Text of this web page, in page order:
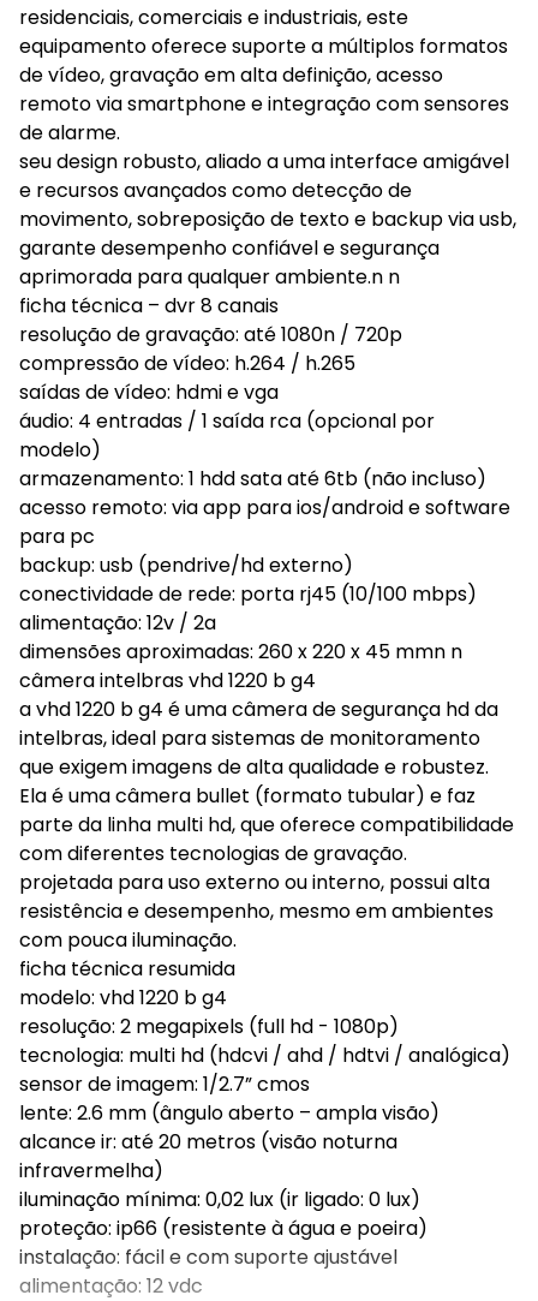
residenciais, comerciais e industriais, este
equipamento oferece suporte a múltiplos formatos
de vídeo, gravação em alta definição, acesso
remoto via smartphone e integração com sensores
de alarme.
seu design robusto, aliado a uma interface amigável
e recursos avançados como detecção de
movimento, sobreposição de texto e backup via usb,
garante desempenho confiável e segurança
aprimorada para qualquer ambiente.n n
ficha técnica – dvr 8 canais
resolução de gravação: até 1080n / 720p
compressão de vídeo: h.264 / h.265
saídas de vídeo: hdmi e vga
áudio: 4 entradas / 1 saída rca (opcional por
modelo)
armazenamento: 1 hdd sata até 6tb (não incluso)
acesso remoto: via app para ios/android e software
para pc
backup: usb (pendrive/hd externo)
conectividade de rede: porta rj45 (10/100 mbps)
alimentação: 12v / 2a
dimensões aproximadas: 260 x 220 x 45 mmn n
câmera intelbras vhd 1220 b g4
a vhd 1220 b g4 é uma câmera de segurança hd da
intelbras, ideal para sistemas de monitoramento
que exigem imagens de alta qualidade e robustez.
Ela é uma câmera bullet (formato tubular) e faz
parte da linha multi hd, que oferece compatibilidade
com diferentes tecnologias de gravação.
projetada para uso externo ou interno, possui alta
resistência e desempenho, mesmo em ambientes
com pouca iluminação.
ficha técnica resumida
modelo: vhd 1220 b g4
resolução: 2 megapixels (full hd - 1080p)
tecnologia: multi hd (hdcvi / ahd / hdtvi / analógica)
sensor de imagem: 1/2.7” cmos
lente: 2.6 mm (ângulo aberto – ampla visão)
alcance ir: até 20 metros (visão noturna
infravermelha)
iluminação mínima: 0,02 lux (ir ligado: 0 lux)
proteção: ip66 (resistente à água e poeira)
instalação: fácil e com suporte ajustável
alimentação: 12 vdc